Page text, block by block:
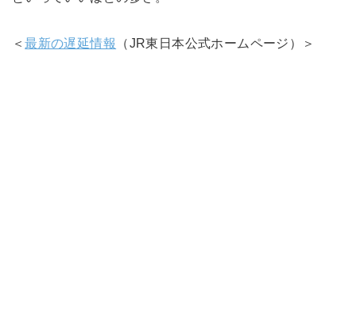
＜最新の遅延情報 （JR東日本公式ホームページ）＞